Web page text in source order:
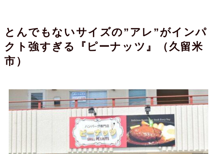
とんでもないサイズの”アレ”がインパ
クト強すぎる『ピーナッツ』（久留米
市）